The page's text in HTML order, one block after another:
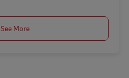
See More